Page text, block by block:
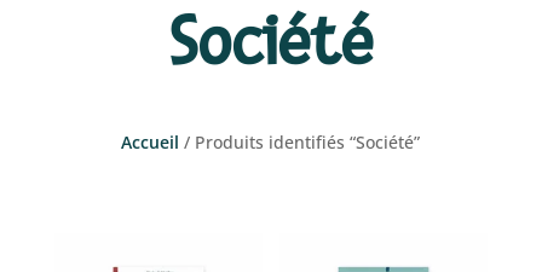
Société
Accueil / Produits identifiés “Société”